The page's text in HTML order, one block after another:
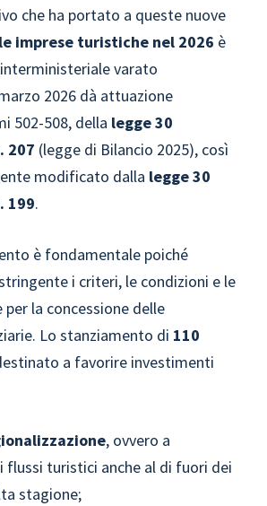
che ha portato a queste nuove
imprese turistiche nel 2026 è
varato
2026 dà attuazione
502-508, della legge 30
207 (legge di Bilancio 2025), così
modificato dalla legge 30
199.
è fondamentale poiché
i criteri, le condizioni e le
la concessione delle
Lo stanziamento di 110
a favorire investimenti
, ovvero a
flussi turistici anche al di fuori dei
stagione;